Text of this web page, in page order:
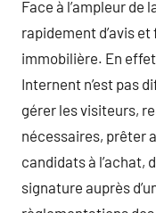
Face à l’ampleur
rapidement d’avis
immobilière. En
Internent n’est pas
gérer les visiteurs,
nécessaires, prêter
candidats à l’achat,
signature auprès